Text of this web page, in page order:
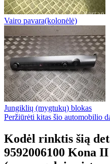
Vairo pavara(kolonėlė)
Jungiklių (mygtukų) blokas
Peržiūrėti kitas šio automobilio
Kodėl rinktis šią
9592006100 Kona